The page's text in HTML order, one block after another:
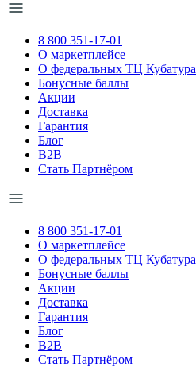
8 800 351-17-01
О маркетплейсе
О федеральных ТЦ Кубатура
Бонусные баллы
Акции
Доставка
Гарантия
Блог
B2B
Стать Партнёром
8 800 351-17-01
О маркетплейсе
О федеральных ТЦ Кубатура
Бонусные баллы
Акции
Доставка
Гарантия
Блог
B2B
Стать Партнёром